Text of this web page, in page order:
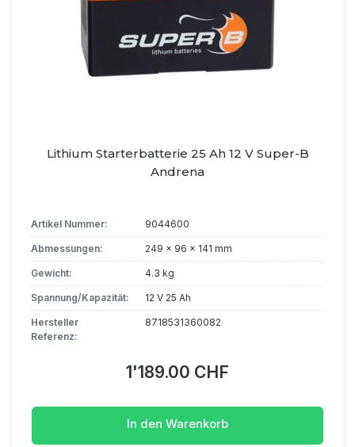
Lithium Starterbatterie 25 Ah 12 V Super-B
Andrena
Artikel Nummer: 9044600
Abmessungen: 249 x 96 x 141 mm
Gewicht: 4.3 kg
Spannung/Kapazität: 12 V 25 Ah
Hersteller
Referenz:
8718531360082
1'189.00 CHF
In den Warenkorb